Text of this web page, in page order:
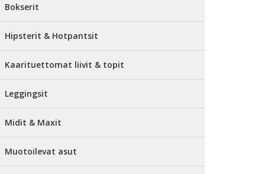
Bokserit
Hipsterit & Hotpantsit
Kaarituettomat liivit & topit
Leggingsit
Midit & Maxit
Muotoilevat asut